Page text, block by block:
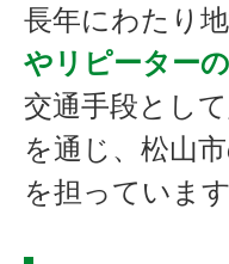
長年にわたり
やリピーター
交通手段とし
を通じ、松山
を担っています